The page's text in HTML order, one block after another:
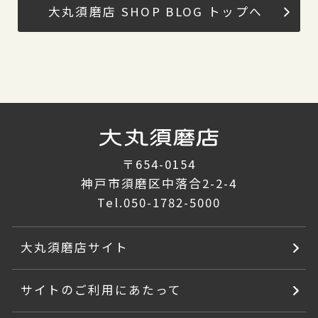
大丸須磨店 SHOP BLOG トップへ
〒654-0154
神戸市須磨区中落合2-2-4
Tel.050-1782-5000
大丸須磨店サイト
サイトのご利用にあたって